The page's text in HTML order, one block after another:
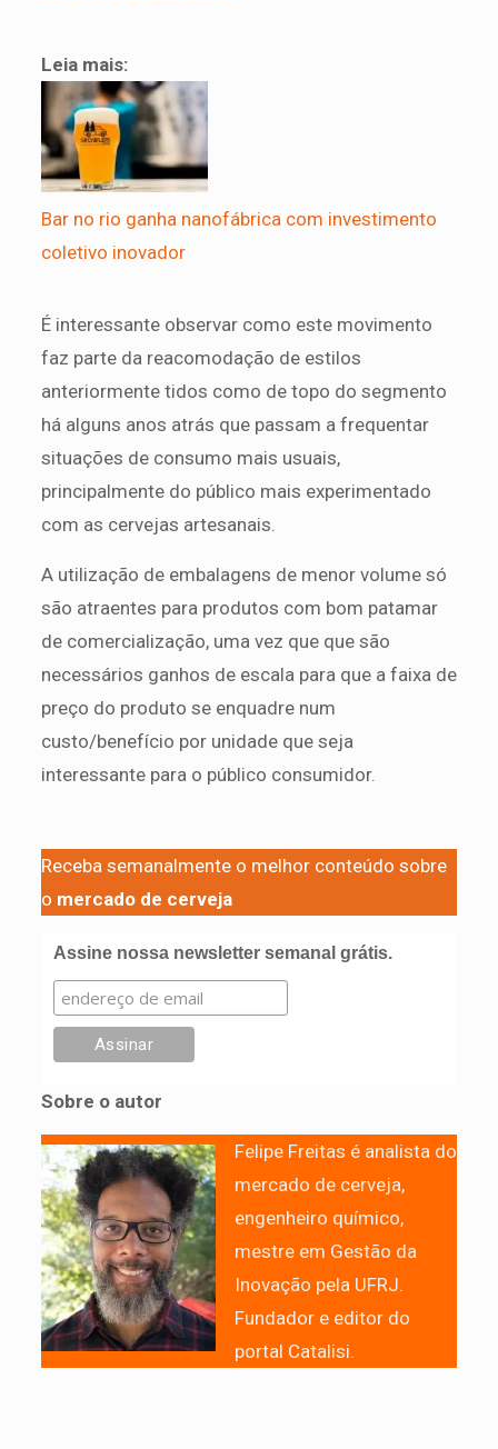
Leia mais:
Bar no rio ganha nanofábrica com investimento
coletivo inovador
É interessante observar como este movimento
faz parte da reacomodação de estilos
anteriormente tidos como de topo do segmento
há alguns anos atrás que passam a frequentar
situações de consumo mais usuais,
principalmente do público mais experimentado
com as cervejas artesanais.
A utilização de embalagens de menor volume só
são atraentes para produtos com bom patamar
de comercialização, uma vez que que são
necessários ganhos de escala para que a faixa de
preço do produto se enquadre num
custo/benefício por unidade que seja
interessante para o público consumidor.
Receba semanalmente o melhor conteúdo sobre
o mercado de cerveja
Assine nossa newsletter semanal grátis.
Sobre o autor
Felipe Freitas é analista do
mercado de cerveja,
engenheiro químico,
mestre em Gestão da
Inovação pela UFRJ.
Fundador e editor do
portal Catalisi.